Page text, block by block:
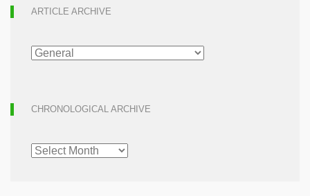
ARTICLE ARCHIVE
ARTICLE
ARCHIVE
CHRONOLOGICAL ARCHIVE
CHRONOLOGICAL
ARCHIVE